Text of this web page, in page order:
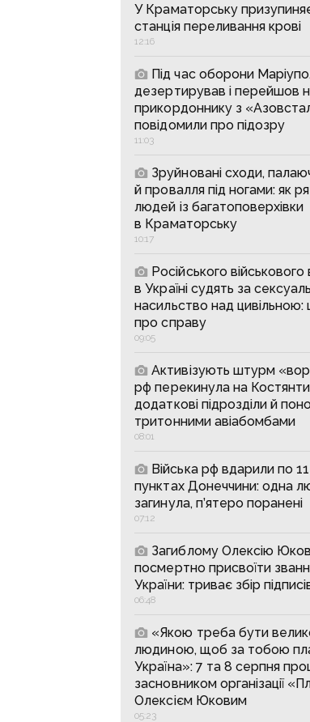
У Краматорську призупиняє
станція переливання крові
12:16
Під час оборони
дезертирував і перейшов
прикордоннику з
повідомили про підозру
11:03
Зруйновані сходи,
й провалля під ногами: як
людей із багатоповерхівки
в Краматорську
10:17
Російського
в Україні судять за
насильство над цивільною:
про справу
09:05
Активізують штурм
рф перекинула на
додаткові підрозділи й
тритонними авіабомбами
08:01
Війська рф вдарили по
пунктах Донеччини: одна
загинула, п’ятеро поранені
07:12
Загиблому Олексію
посмертно присвоїти
України: триває збір
06:48
«Якою треба бути
людиною, щоб за тобою
Україна»: 7 та 8 серпня
засновником організації
Олексієм Юковим
05:23